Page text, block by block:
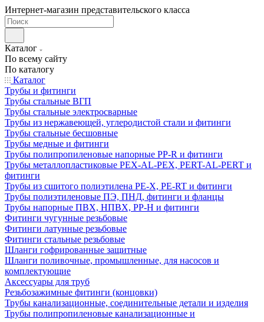
Интернет-магазин представительского класса
Каталог
По всему сайту
По каталогу
Каталог
Трубы и фитинги
Трубы стальные ВГП
Трубы стальные электросварные
Трубы из нержавеющей, углеродистой стали и фитинги
Трубы стальные бесшовные
Трубы медные и фитинги
Трубы полипропиленовые напорные PP-R и фитинги
Трубы металлопластиковые PEX-AL-PEX, PERT-AL-PERT и
фитинги
Трубы из сшитого полиэтилена PE-X, PE-RT и фитинги
Трубы полиэтиленовые ПЭ, ПНД, фитинги и фланцы
Трубы напорные ПВХ, НПВХ, PP-H и фитинги
Фитинги чугунные резьбовые
Фитинги латунные резьбовые
Фитинги стальные резьбовые
Шланги гофрированные защитные
Шланги поливочные, промышленные, для насосов и
комплектующие
Аксессуары для труб
Резьбозажимные фитинги (концовки)
Трубы канализационные, соединительные детали и изделия
Трубы полипропиленовые канализационные и